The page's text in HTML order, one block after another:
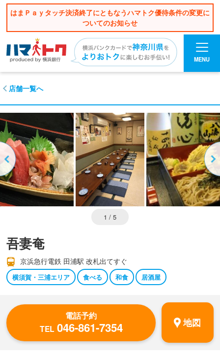
はまＰａｙタッチ決済終了にともなうハマトク優待条件の変更に
ついてのお知らせ
MENU
店舗一覧へ
1 / 5
吾妻奄
京浜急行電鉄 田浦駅 改札出てすぐ
横須賀・三浦エリア 食べる 和食 居酒屋
電話予約
TEL 046-861-7354 地図